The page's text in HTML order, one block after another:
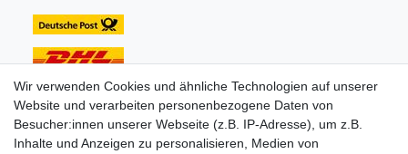
Unsere Zahlungsarten:
Wir verwenden Cookies und ähnliche Technologien auf unserer
Website und verarbeiten personenbezogene Daten von
Besucher:innen unserer Webseite (z.B. IP-Adresse), um z.B.
Inhalte und Anzeigen zu personalisieren, Medien von